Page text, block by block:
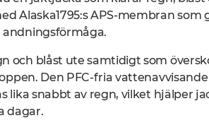
Alaska1795:s APS-membran som
andningsförmåga.
och blåst ute samtidigt som
Den PFC-fria
snabbt av regn, vilket hjälper
dagar.